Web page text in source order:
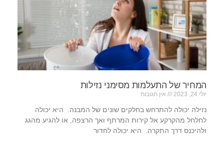
המחיר של התעלמות מסימני נזילות
יולי 24, 2023 אין תגובות
נזילה יכולה להתרחש בחלקים שונים של המבנה. היא יכולה
לחלחל מהקרקע אל קירות המרתף ואך הרצפה, או להגיע מהגג
ולהיכנס דרך התקרה. היא יכולה לחדור